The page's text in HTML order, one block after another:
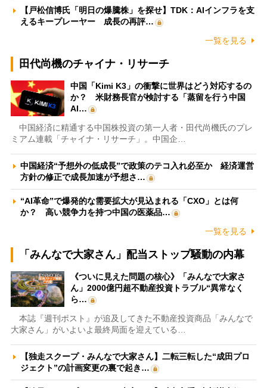
【戸松信博氏「明日の爆騰株」を探せ】TDK：AIインフラを支
えるキープレーヤー 成長の再評…
一覧を見る
田代尚機のチャイナ・リサーチ
中国「Kimi K3」の衝撃に世界はどう対応するの
か？ 米財務長官が検討する「蒸留を行う中国
AI…
中国経済に精通する中国株投資の第一人者・田代尚機氏のプレ
ミアム連載「チャイナ・リサーチ」。中国企…
中国経済“予想外の低成長”で政策のテコ入れ必至か 経済運営
方針の修正で成長加速が予想さ…
“AI革命”で爆発的な需要拡大が見込まれる「CXO」とは何
か？ 高い競争力を持つ中国の医薬品…
一覧を見る
「みんなで大家さん」配当ストップ騒動の内幕
《ついに見えた問題の核心》「みんなで大家さ
ん」2000億円超不動産投資トラブル“異常なく
ら…
本誌『週刊ポスト』が追及してきた不動産投資商品「みんなで
大家さん」がいよいよ最終局面を迎えている…
【独走スクープ・みんなで大家さん】二転三転した“成田プロ
ジェクト”の計画変更の裏で起き…